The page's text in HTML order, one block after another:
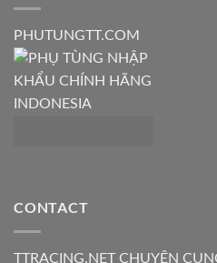
PHUTUNGTT.COM
CONTACT
TTRACING.NET CHUYÊN